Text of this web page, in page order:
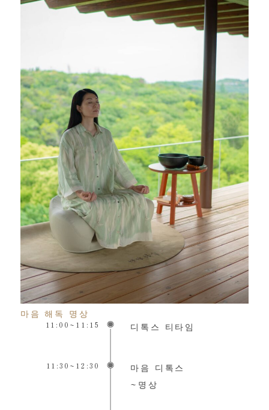
마음 해독 명상
11:00~11:15 디톡스 티타임
11:30~12:30
마음 디톡스
~명상